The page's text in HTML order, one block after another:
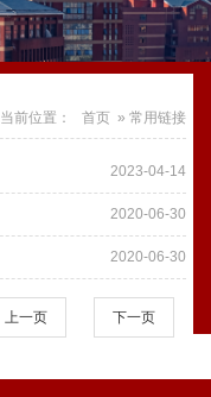
当前位置： 首页 » 常用链接
2023-04-14
2020-06-30
2020-06-30
上一页 下一页